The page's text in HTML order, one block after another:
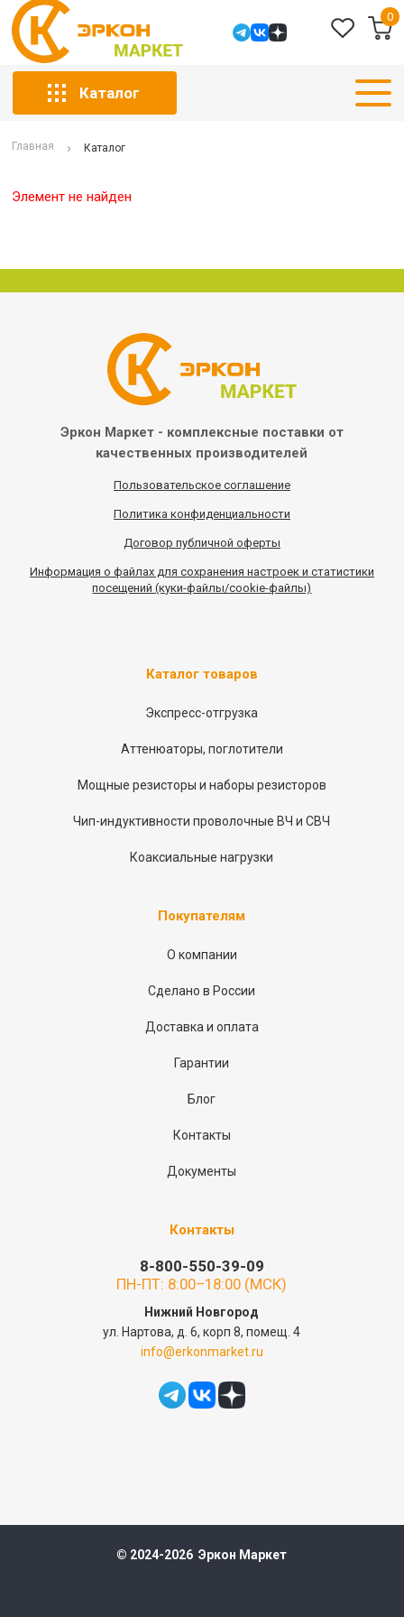
0
Каталог
Главная Каталог
Элемент не найден
Эркон Маркет - комплексные поставки от
качественных производителей
Пользовательское соглашение
Политика конфиденциальности
Договор публичной оферты
Информация о файлах для сохранения настроек и статистики
посещений (куки-файлы/cookie-файлы)
Каталог товаров
Экспресс-отгрузка
Аттенюаторы, поглотители
Мощные резисторы и наборы резисторов
Чип-индуктивности проволочные ВЧ и СВЧ
Коаксиальные нагрузки
Покупателям
О компании
Сделано в России
Доставка и оплата
Гарантии
Блог
Контакты
Документы
Контакты
8-800-550-39-09
ПН-ПТ: 8:00–18:00 (МСК)
Нижний Новгород
ул. Нартова, д. 6, корп 8, помещ. 4
info@erkonmarket.ru
© 2024-2026 Эркон Маркет